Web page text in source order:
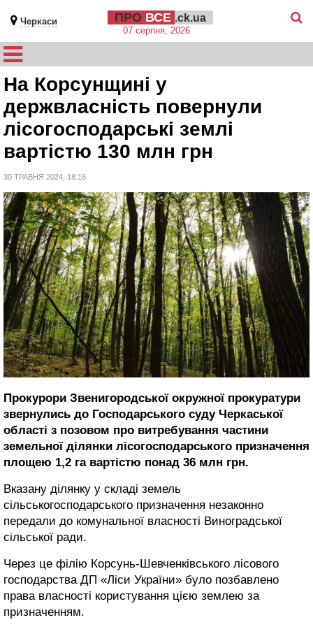
Черкаси ПРО ВСЕ .ck.ua
07 серпня, 2026
На Корсунщині у
держвласність повернули
лісогосподарські землі
вартістю 130 млн грн
30 ТРАВНЯ 2024, 18:16
Прокурори Звенигородської окружної прокуратури
звернулись до Господарського суду Черкаської
області з позовом про витребування частини
земельної ділянки лісогосподарського призначення
площею 1,2 га вартістю понад 36 млн грн.
Вказану ділянку у складі земель
сільськогосподарського призначення незаконно
передали до комунальної власності Виноградської
сільської ради.
Через це філію Корсунь-Шевченківського лісового
господарства ДП «Ліси України» було позбавлено
права власності користування цією землею за
призначенням.